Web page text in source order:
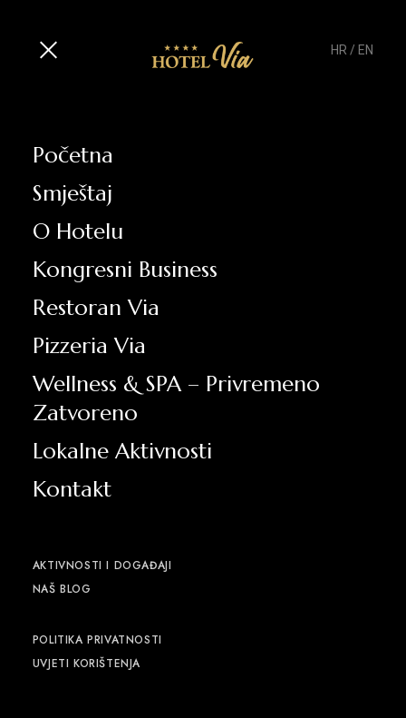
HR /EN
Početna
Smještaj
O Hotelu
Kongresni Business
Restoran Via
Pizzeria Via
Wellness & SPA – Privremeno
Zatvoreno
Lokalne Aktivnosti
Kontakt
AKTIVNOSTI I DOGAĐAJI
NAŠ BLOG
POLITIKA PRIVATNOSTI
UVJETI KORIŠTENJA